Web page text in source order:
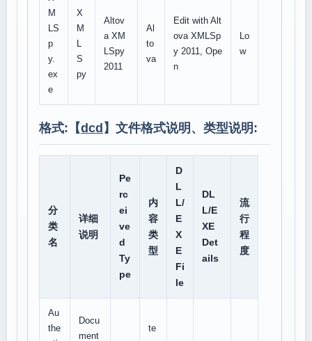
M
LS
p
y.
ex
e
X
M
L
S
py
Altov
a XM
LSpy
2011
Al
to
va
Edit with Alt
ova XMLSp
y 2011, Ope
n
Lo
w
格式:【dcd 】文件格式说明、类型说明:
分
类
名
详细
说明
Pe
rc
ei
ve
d
Ty
pe
内
容
类
型
D
L
L/
E
X
E
Fi
le
DL
L/E
XE
Det
ails
流
行
程
度
Au
the
Docu
ment
te